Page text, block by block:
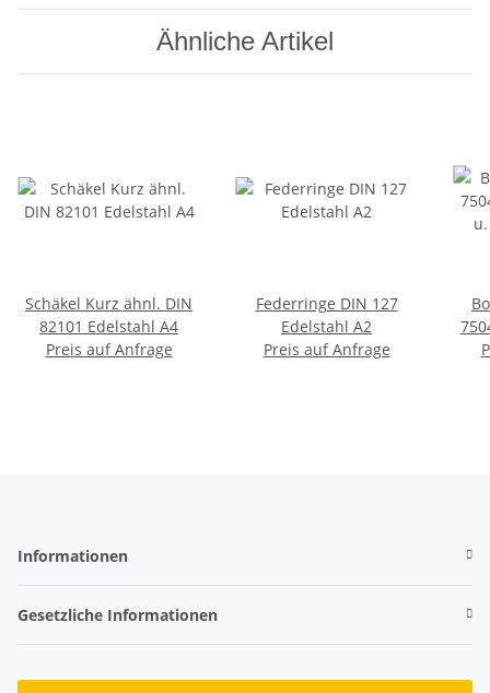
Ähnliche Artikel
Schäkel Kurz ähnl. DIN
82101 Edelstahl A4
Preis auf Anfrage
Federringe DIN 127
Edelstahl A2
Preis auf Anfrage
Informationen
Gesetzliche Informationen